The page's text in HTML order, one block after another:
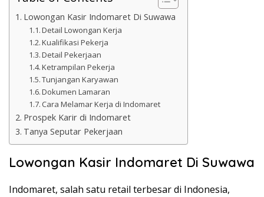
Lowongan Kasir Indomaret Di Suwawa
Detail Lowongan Kerja
Kualifikasi Pekerja
Detail Pekerjaan
Ketrampilan Pekerja
Tunjangan Karyawan
Dokumen Lamaran
Cara Melamar Kerja di Indomaret
Prospek Karir di Indomaret
Tanya Seputar Pekerjaan
Lowongan Kasir Indomaret Di Suwawa
Indomaret, salah satu retail terbesar di Indonesia,